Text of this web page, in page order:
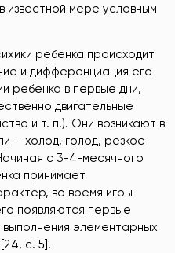
известной мере условным
ребенка происходит
и дифференциация его
ребенка в первые дни,
двигательные
и т. п.). Они возникают в
— холод, голод, резкое
с 3-4-месячного
принимает
во время игры
появляются первые
элементарных
с. 5].